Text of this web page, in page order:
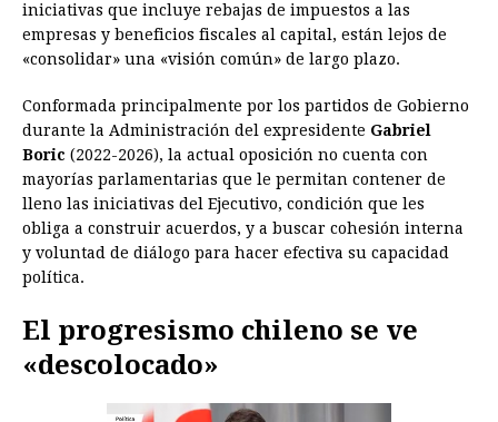
iniciativas que incluye rebajas de impuestos a las
empresas y beneficios fiscales al capital, están lejos de
«consolidar» una «visión común» de largo plazo.
Conformada principalmente por los partidos de Gobierno
durante la Administración del expresidente Gabriel
Boric (2022-2026), la actual oposición no cuenta con
mayorías parlamentarias que le permitan contener de
lleno las iniciativas del Ejecutivo, condición que les
obliga a construir acuerdos, y a buscar cohesión interna
y voluntad de diálogo para hacer efectiva su capacidad
política.
El progresismo chileno se ve
«descolocado»